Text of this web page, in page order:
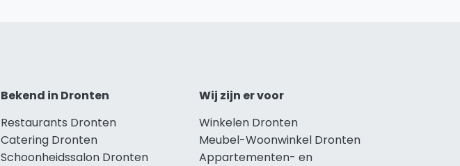
Bekend in Dronten
Restaurants Dronten
Catering Dronten
Schoonheidssalon Dronten
Wij zijn er voor
Winkelen Dronten
Meubel-Woonwinkel Dronten
Appartementen- en